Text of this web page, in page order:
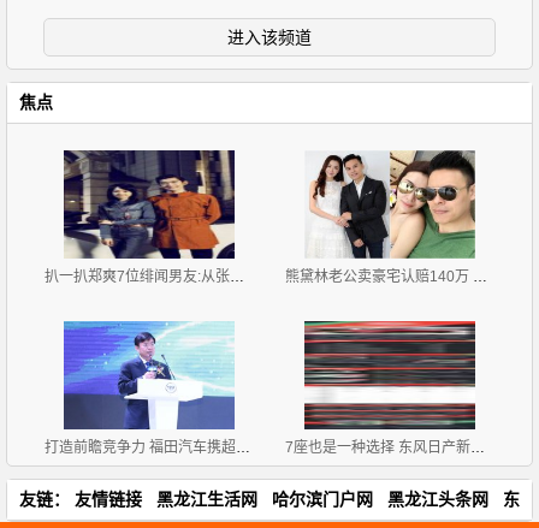
进入该频道
焦点
扒一扒郑爽7位绯闻男友:从张翰胡彦斌再到杨洋井柏然 熊黛林老公卖豪宅认赔140万 疑急于与前妻划清界限
打造前瞻竞争力 福田汽车携超级卡车军团闪耀上海 7座也是一种选择 东风日产新款奇骏购车手册
友链： 友情链接 黑龙江生活网 哈尔滨门户网 黑龙江头条网 东